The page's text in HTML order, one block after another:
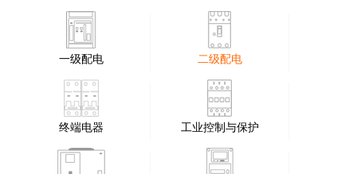
一级配电 二级配电
终端电器 工业控制与保护